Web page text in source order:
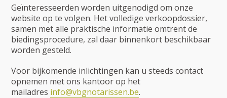
Geïnteresseerden worden uitgenodigd om onze
website op te volgen. Het volledige verkoopdossier,
samen met alle praktische informatie omtrent de
biedingsprocedure, zal daar binnenkort beschikbaar
worden gesteld.
Voor bijkomende inlichtingen kan u steeds contact
opnemen met ons kantoor op het
mailadres info@vbgnotarissen.be.